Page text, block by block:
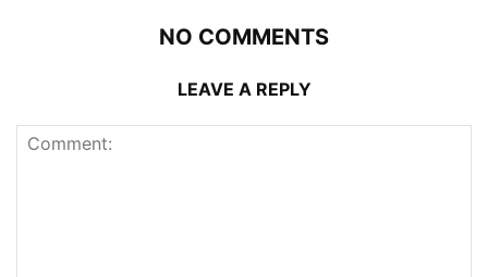
NO COMMENTS
LEAVE A REPLY